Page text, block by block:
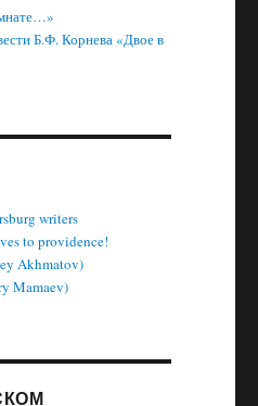
Б.Ф. Корнева «Двое в
writers
to providence!
Akhmatov)
Mamaev)